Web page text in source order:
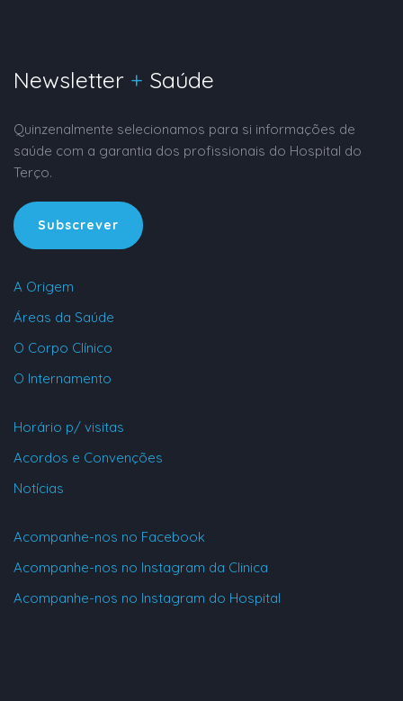
Newsletter + Saúde
Quinzenalmente selecionamos para si informações de
saúde com a garantia dos profissionais do Hospital do
Terço.
Subscrever
A Origem
Áreas da Saúde
O Corpo Clínico
O Internamento
Horário p/ visitas
Acordos e Convenções
Notícias
Acompanhe-nos no Facebook
Acompanhe-nos no Instagram da Clinica
Acompanhe-nos no Instagram do Hospital